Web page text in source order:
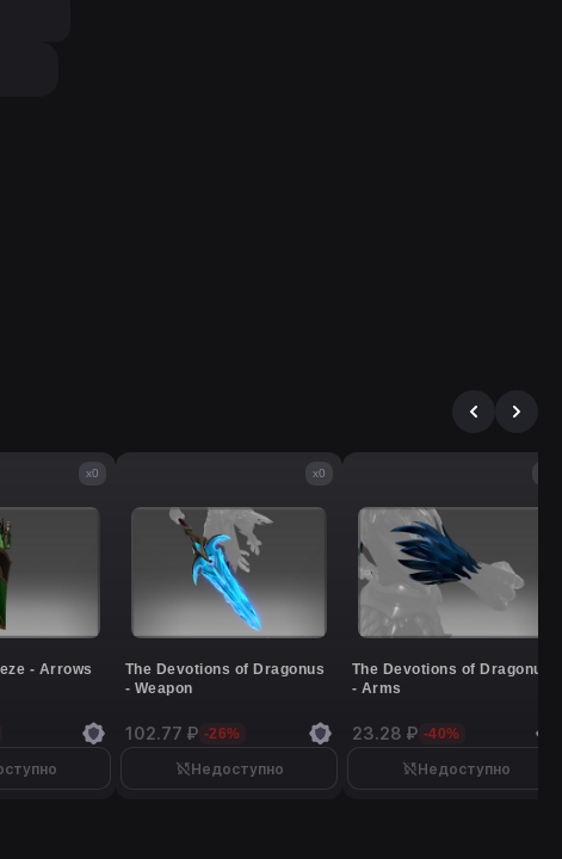
x0
- Arrows
x0
The Devotions of Dragonus
- Weapon
102.77 ₽ -26%
Недоступно
The Devotions of Dragonus
- Arms
23.28 ₽ -40%
Недоступно